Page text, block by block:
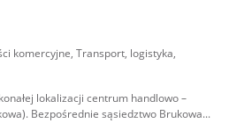
komercyjne, Transport, logistyka,
lokalizacji centrum handlowo –
Bezpośrednie sąsiedztwo Brukowa...